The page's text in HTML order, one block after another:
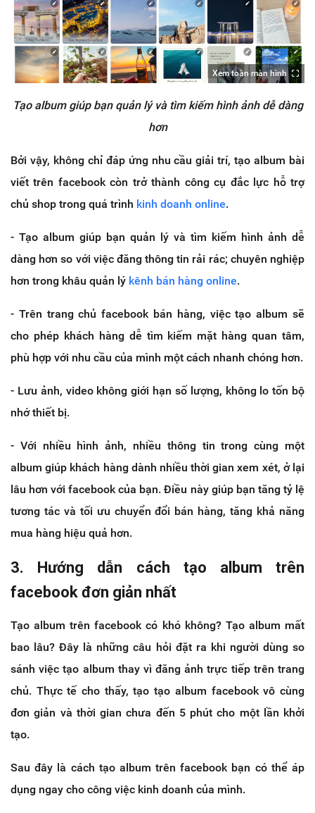
Xem toàn màn hình
Tạo album giúp bạn quản lý và tìm kiếm hình ảnh dễ dàng
hơn
Bởi vậy, không chỉ đáp ứng nhu cầu giải trí, tạo album bài
viết trên facebook còn trở thành công cụ đắc lực hỗ trợ
chủ shop trong quá trình kinh doanh online.
- Tạo album giúp bạn quản lý và tìm kiếm hình ảnh dễ
dàng hơn so với việc đăng thông tin rải rác; chuyên nghiệp
hơn trong khâu quản lý kênh bán hàng online.
- Trên trang chủ facebook bán hàng, việc tạo album sẽ
cho phép khách hàng dễ tìm kiếm mặt hàng quan tâm,
phù hợp với nhu cầu của mình một cách nhanh chóng hơn.
- Lưu ảnh, video không giới hạn số lượng, không lo tốn bộ
nhớ thiết bị.
- Với nhiều hình ảnh, nhiều thông tin trong cùng một
album giúp khách hàng dành nhiều thời gian xem xét, ở lại
lâu hơn với facebook của bạn. Điều này giúp bạn tăng tỷ lệ
tương tác và tối ưu chuyển đổi bán hàng, tăng khả năng
mua hàng hiệu quả hơn.
3. Hướng dẫn cách tạo album trên
facebook đơn giản nhất
Tạo album trên facebook có khó không? Tạo album mất
bao lâu? Đây là những câu hỏi đặt ra khi người dùng so
sánh việc tạo album thay vì đăng ảnh trực tiếp trên trang
chủ. Thực tế cho thấy, tạo tạo album facebook vô cùng
đơn giản và thời gian chưa đến 5 phút cho một lần khởi
tạo.
Sau đây là cách tạo album trên facebook bạn có thể áp
dụng ngay cho công việc kinh doanh của mình.